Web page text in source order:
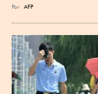
Por AFP